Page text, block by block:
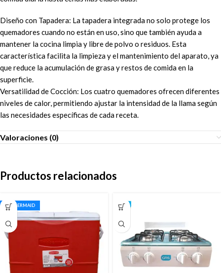
Diseño con Tapadera: La tapadera integrada no solo protege los
quemadores cuando no están en uso, sino que también ayuda a
mantener la cocina limpia y libre de polvo o residuos. Esta
característica facilita la limpieza y el mantenimiento del aparato, ya
que reduce la acumulación de grasa y restos de comida en la
superficie.
Versatilidad de Cocción: Los cuatro quemadores ofrecen diferentes
niveles de calor, permitiendo ajustar la intensidad de la llama según
las necesidades específicas de cada receta.
Valoraciones (0)
Productos relacionados
RUBBERMAID